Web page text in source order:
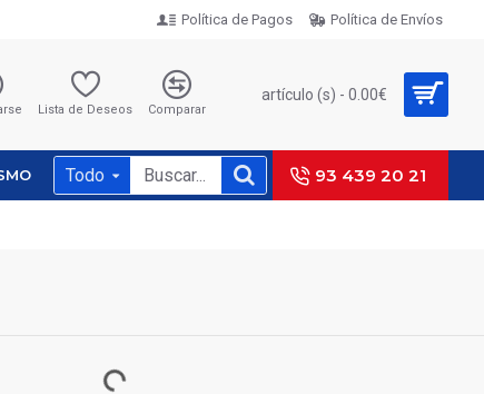
Política de Pagos Política de Envíos
Lista de Deseos Comparar
artículo (s) - 0.00€
Todo 93 439 20 21